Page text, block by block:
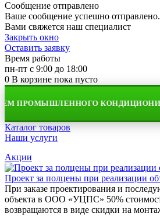
Сообщение отправлено
Ваше сообщение успешно
Вами свяжется наш специалист
Закрыть окно
Оставить заявку
Время работы
пн-пт с 9:00 до 18:00
0 В корзине пока пусто
ПРОМЫШЛЕННОГО
Каталог товаров
Наши услуги
Акции
Проект за полцены при реализации
При заказе проектирования и
объекта в ООО «УЦПС» 50%
возвращаются в виде скидки на